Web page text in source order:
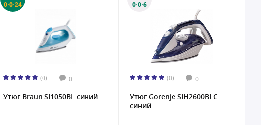
0·0·24
(0) 0
Утюг Braun SI1050BL синий
0·0·6
(0) 0
Утюг Gorenje SIH2600BLC
синий